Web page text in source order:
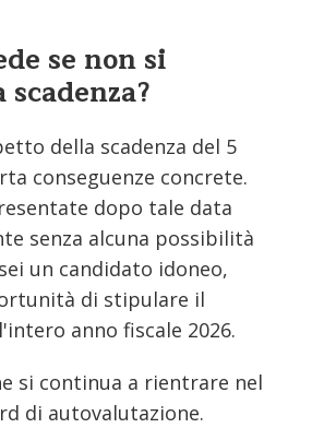
se non si
della scadenza del 5
conseguenze concrete.
dopo tale data
senza alcuna possibilità
un candidato idoneo,
di stipulare il
anno fiscale 2026.
si continua a rientrare nel
di autovalutazione.